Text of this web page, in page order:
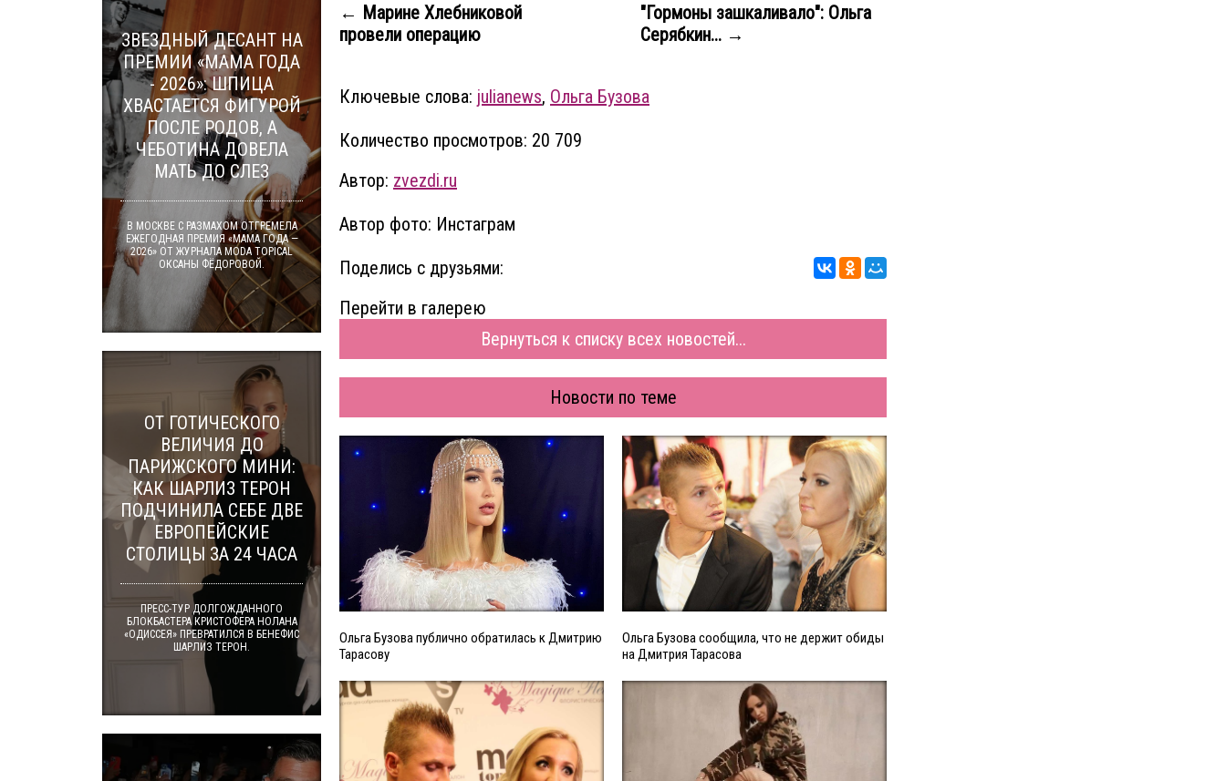
← Марине Хлебниковой
провели операцию
"Гормоны зашкаливало": Ольга
Серябкин... →
Ключевые слова: julianews, Ольга Бузова
Количество просмотров: 20 709
Автор: zvezdi.ru
Автор фото: Инстаграм
Поделись с друзьями:
Перейти в галерею
Вернуться к списку всех новостей...
Новости по теме
Ольга Бузова публично обратилась к Дмитрию
Тарасову
Ольга Бузова сообщила, что не держит обиды
на Дмитрия Тарасова
ЗВЕЗДНЫЙ ДЕСАНТ НА
ПРЕМИИ «МАМА ГОДА
- 2026»: ШПИЦА
ХВАСТАЕТСЯ ФИГУРОЙ
ПОСЛЕ РОДОВ, А
ЧЕБОТИНА ДОВЕЛА
МАТЬ ДО СЛЕЗ
В МОСКВЕ С РАЗМАХОМ ОТГРЕМЕЛА
ЕЖЕГОДНАЯ ПРЕМИЯ «МАМА ГОДА —
2026» ОТ ЖУРНАЛА MODA TOPICAL
ОКСАНЫ ФЁДОРОВОЙ.
ОТ ГОТИЧЕСКОГО
ВЕЛИЧИЯ ДО
ПАРИЖСКОГО МИНИ:
КАК ШАРЛИЗ ТЕРОН
ПОДЧИНИЛА СЕБЕ ДВЕ
ЕВРОПЕЙСКИЕ
СТОЛИЦЫ ЗА 24 ЧАСА
ПРЕСС-ТУР ДОЛГОЖДАННОГО
БЛОКБАСТЕРА КРИСТОФЕРА НОЛАНА
«ОДИССЕЯ» ПРЕВРАТИЛСЯ В БЕНЕФИС
ШАРЛИЗ ТЕРОН.